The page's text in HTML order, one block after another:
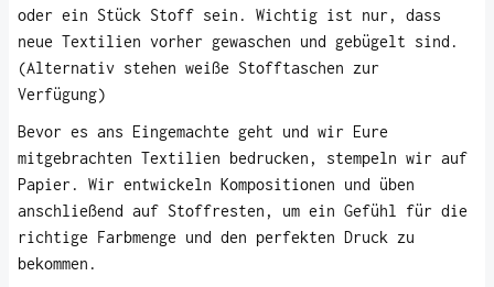
oder ein Stück Stoff sein. Wichtig ist nur, dass
neue Textilien vorher gewaschen und gebügelt sind.
(Alternativ stehen weiße Stofftaschen zur
Verfügung)
Bevor es ans Eingemachte geht und wir Eure
mitgebrachten Textilien bedrucken, stempeln wir auf
Papier. Wir entwickeln Kompositionen und üben
anschließend auf Stoffresten, um ein Gefühl für die
richtige Farbmenge und den perfekten Druck zu
bekommen.